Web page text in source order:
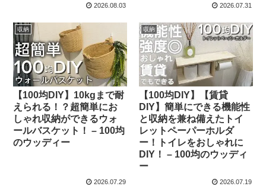
2026.08.03 2026.07.31
収納
【100均DIY】10kgまで耐
えられる！？超簡単にお
しゃれ収納ができるウォ
ールバスケット！ – 100均
のウッディー
2026.07.29
収納
【100均DIY】【賃貸
DIY】簡単にできる機能性
と収納を兼ね備えたトイ
レットペーパーホルダ
ー！トイレをおしゃれに
DIY！ – 100均のウッディ
ー
2026.07.19